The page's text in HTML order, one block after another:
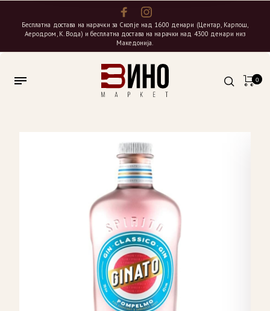
Бесплатна достава на нарачки за Скопје над 1600 денари (Центар, Карпош,
Аеродром, К. Вода) и бесплатна достава на нарачки над 4300 денари низ
Македонија.
0